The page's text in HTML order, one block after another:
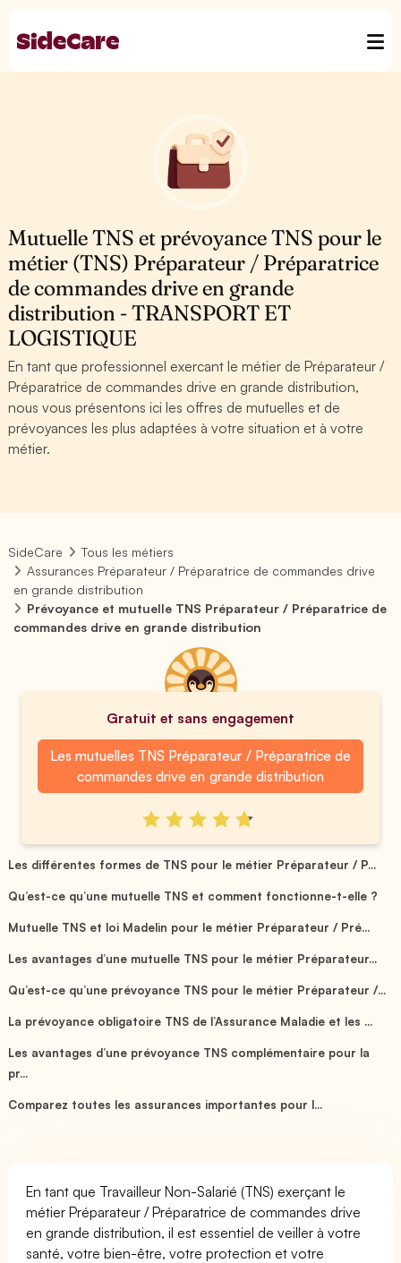
Mutuelle TNS et prévoyance TNS pour le
métier (TNS) Préparateur / Préparatrice
de commandes drive en grande
distribution - TRANSPORT ET
LOGISTIQUE
En tant que professionnel exercant le métier de Préparateur /
Préparatrice de commandes drive en grande distribution,
nous vous présentons ici les offres de mutuelles et de
prévoyances les plus adaptées à votre situation et à votre
métier.
SideCare
Tous les métiers
Assurances Préparateur / Préparatrice de commandes drive
en grande distribution
Prévoyance et mutuelle TNS Préparateur / Préparatrice de
commandes drive en grande distribution
Gratuit et sans engagement
Les mutuelles TNS Préparateur / Préparatrice de
commandes drive en grande distribution
Les différentes formes de TNS pour le métier Préparateur / P...
Qu’est-ce qu’une mutuelle TNS et comment fonctionne-t-elle ?
Mutuelle TNS et loi Madelin pour le métier Préparateur / Pré...
Les avantages d’une mutuelle TNS pour le métier Préparateur...
Qu’est-ce qu’une prévoyance TNS pour le métier Préparateur /...
La prévoyance obligatoire TNS de l’Assurance Maladie et les ...
Les avantages d’une prévoyance TNS complémentaire pour la
pr...
Comparez toutes les assurances importantes pour l...
En tant que Travailleur Non-Salarié (TNS) exerçant le
métier Préparateur / Préparatrice de commandes drive
en grande distribution, il est essentiel de veiller à votre
santé, votre bien-être, votre protection et votre